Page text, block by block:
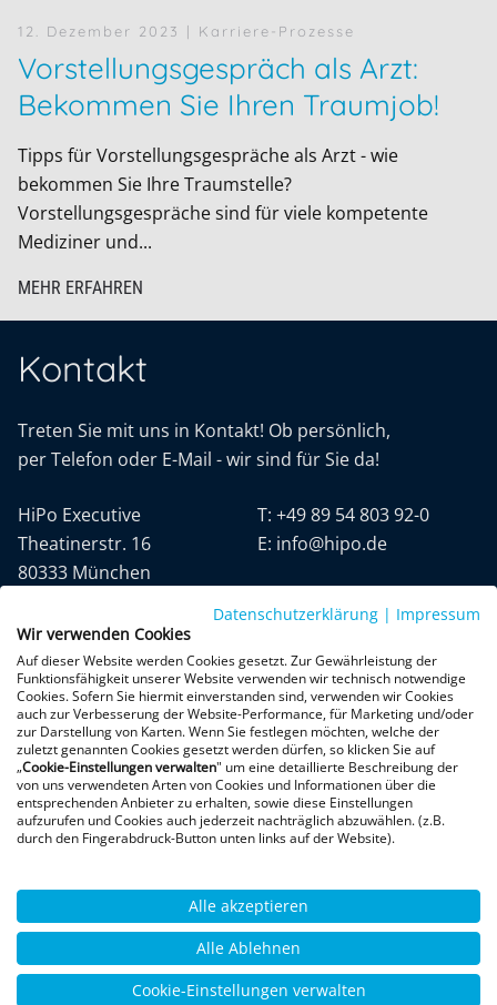
12. Dezember 2023 | Karriere-Prozesse
Vorstellungsgespräch als Arzt:
Bekommen Sie Ihren Traumjob!
Tipps für Vorstellungsgespräche als Arzt - wie
bekommen Sie Ihre Traumstelle?
Vorstellungsgespräche sind für viele kompetente
Mediziner und...
MEHR ERFAHREN
Kontakt
Treten Sie mit uns in Kontakt! Ob persönlich,
per Telefon oder E-Mail - wir sind für Sie da!
HiPo Executive
Theatinerstr. 16
80333 München
T: +49 89 54 803 92-0
E: info@hipo.de
Datenschutz AGB Impressum
+300 Google-Rezensionen
★★★★★
4,9 von 5 Sternen
Datenschutzerklärung | Impressum
Wir verwenden Cookies
Auf dieser Website werden Cookies gesetzt. Zur Gewährleistung der
Funktionsfähigkeit unserer Website verwenden wir technisch notwendige
Cookies. Sofern Sie hiermit einverstanden sind, verwenden wir Cookies
auch zur Verbesserung der Website-Performance, für Marketing und/oder
zur Darstellung von Karten. Wenn Sie festlegen möchten, welche der
zuletzt genannten Cookies gesetzt werden dürfen, so klicken Sie auf
„Cookie-Einstellungen verwalten" um eine detaillierte Beschreibung der
von uns verwendeten Arten von Cookies und Informationen über die
entsprechenden Anbieter zu erhalten, sowie diese Einstellungen
aufzurufen und Cookies auch jederzeit nachträglich abzuwählen. (z.B.
durch den Fingerabdruck-Button unten links auf der Website).
Alle akzeptieren
Alle Ablehnen
Cookie-Einstellungen verwalten